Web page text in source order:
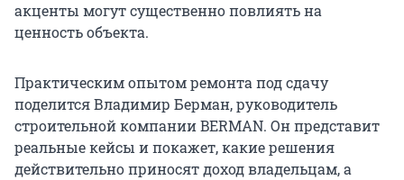
акценты могут существенно повлиять на
ценность объекта.
Практическим опытом ремонта под сдачу
поделится Владимир Берман, руководитель
строительной компании BERMAN. Он представит
реальные кейсы и покажет, какие решения
действительно приносят доход владельцам, а